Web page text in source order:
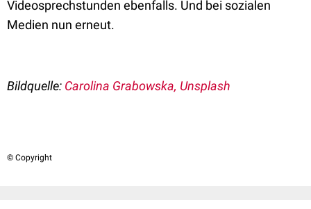
Videosprechstunden ebenfalls. Und bei sozialen
Medien nun erneut.
Bildquelle: Carolina Grabowska, Unsplash
© Copyright